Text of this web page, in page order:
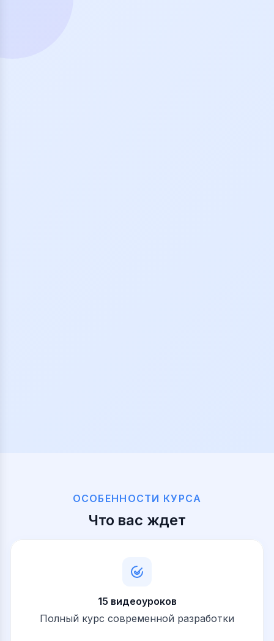
ОСОБЕННОСТИ КУРСА
Что вас ждет
15 видеоуроков
Полный курс современной разработки